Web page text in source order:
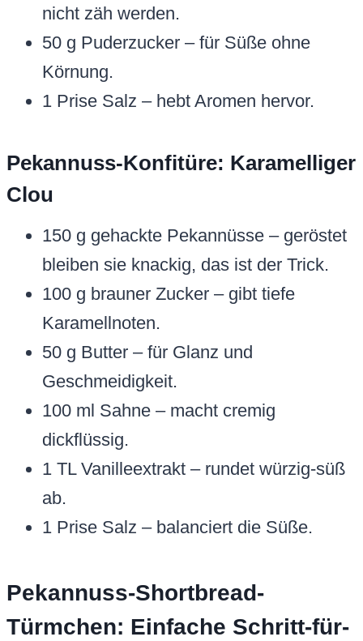
nicht zäh werden.
50 g Puderzucker – für Süße ohne
Körnung.
1 Prise Salz – hebt Aromen hervor.
Pekannuss-Konfitüre: Karamelliger
Clou
150 g gehackte Pekannüsse – geröstet
bleiben sie knackig, das ist der Trick.
100 g brauner Zucker – gibt tiefe
Karamellnoten.
50 g Butter – für Glanz und
Geschmeidigkeit.
100 ml Sahne – macht cremig
dickflüssig.
1 TL Vanilleextrakt – rundet würzig-süß
ab.
1 Prise Salz – balanciert die Süße.
Pekannuss-Shortbread-
Türmchen: Einfache Schritt-für-